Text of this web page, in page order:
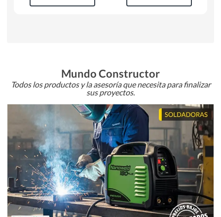
Mundo Constructor
Todos los productos y la asesoría que necesita para finalizar
sus proyectos.